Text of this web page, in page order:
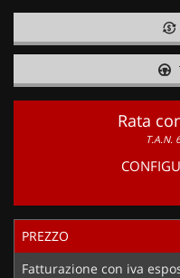
Rata
T.A.N.
PREZZO
Fatturazione con iva